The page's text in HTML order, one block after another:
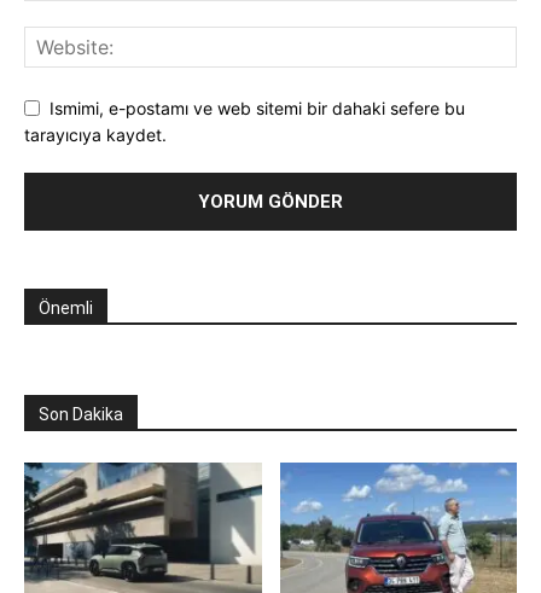
Ismimi, e-postamı ve web sitemi bir dahaki sefere bu
tarayıcıya kaydet.
Önemli
Son Dakika